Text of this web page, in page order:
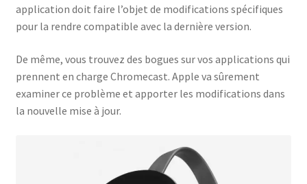
application doit faire l’objet de modifications spécifiques
pour la rendre compatible avec la dernière version.
De même, vous trouvez des bogues sur vos applications qui
prennent en charge Chromecast. Apple va sûrement
examiner ce problème et apporter les modifications dans
la nouvelle mise à jour.